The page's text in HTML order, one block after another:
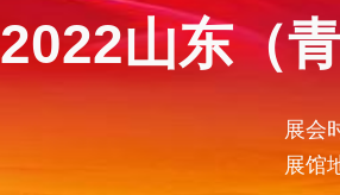
2022山东（
展会
展馆